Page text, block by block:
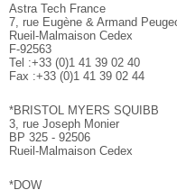
Astra Tech France
7, rue Eugène & Armand
Rueil-Malmaison Cedex
F-92563
Tel :+33 (0)1 41 39 02 40
Fax :+33 (0)1 41 39 02 44
*BRISTOL MYERS SQUIBB
3, rue Joseph Monier
BP 325 - 92506
Rueil-Malmaison Cedex
*DOW